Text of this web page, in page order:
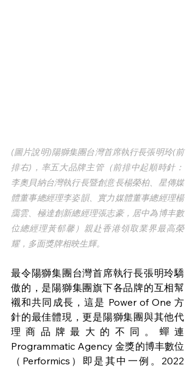
(圖片說明)陽獅集團台灣首席執行長張明玲(前
排右)，率五大品牌主管（前排中起順時針：
李奧貝納台灣執行長暨創意長楊榮柏、星傳媒
體董事總經理李姿韻、實力媒體董事總經理楊
靄雲、極達創新總經理張志豪，居中為博丰數
位總經理黃郁馨）親赴香港領取業界最高榮
耀，多面獎牌相映生輝。
最令陽獅集團台灣首席執行長張明玲驕
傲的，是陽獅集團旗下各品牌的互相幫
襯和共同成長，這是 Power of One 方
針的最佳體現，更是陽獅集團與其他代
理商品牌最大的不同。蟬連
Programmatic Agency 金獎的博丰數位
（Performics）即是其中一例。2022